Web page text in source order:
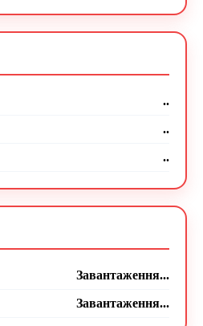
..
..
..
Завантаження...
Завантаження...